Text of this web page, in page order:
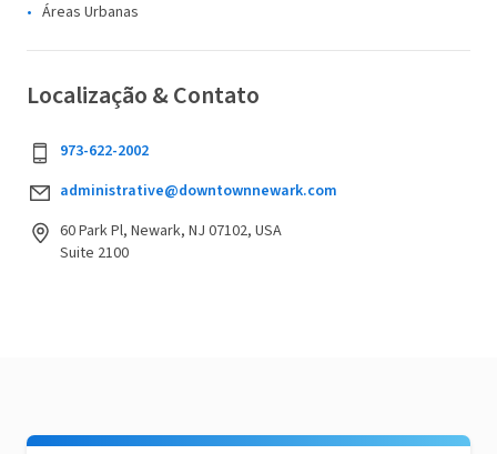
Áreas Urbanas
Localização & Contato
973-622-2002
administrative@downtownnewark.com
60 Park Pl, Newark, NJ 07102, USA
Suite 2100